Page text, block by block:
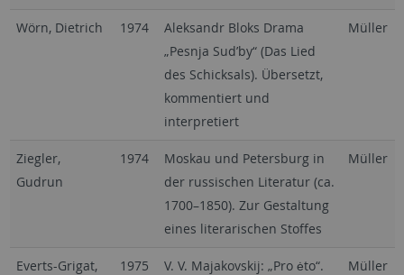
Wörn, Dietrich 1974
Aleksandr Bloks Drama
„Pesnja Sud’by“ (Das Lied
des Schicksals). Übersetzt,
kommentiert und
interpretiert
Müller
Ziegler,
Gudrun
1974
Moskau und Petersburg in
der russischen Literatur (ca.
1700–1850). Zur Gestaltung
eines literarischen Stoffes
Müller
Everts-Grigat,
1975
V. V. Majakovskij: „Pro ėto“.
Müller